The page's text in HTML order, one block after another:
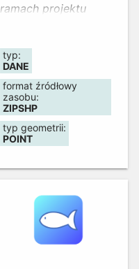
ramach projektu
typ:
DANE
format źródłowy
zasobu:
ZIPSHP
typ geometrii:
POINT